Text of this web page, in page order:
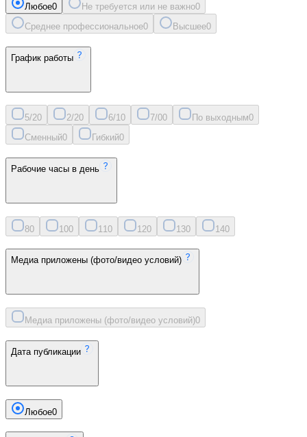
Любое0 Не требуется или не важно0
Среднее профессиональное0 Высшее0
График работы
5/20 2/20 6/10 7/00 По выходным0
Сменный0 Гибкий0
Рабочие часы в день
80 100 11 0 120 130 140
Медиа приложены (фото/видео условий)
Медиа приложены (фото/видео условий)0
Дата публикации
Любое0